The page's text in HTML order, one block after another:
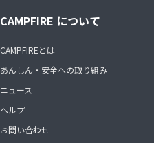
CAMPFIRE について
CAMPFIREとは
あんしん・安全への取り組み
ニュース
ヘルプ
お問い合わせ